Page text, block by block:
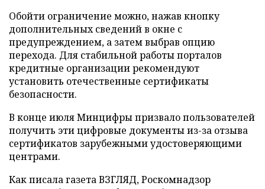
Обойти ограничение можно, нажав кнопку
дополнительных сведений в окне с
предупреждением, а затем выбрав опцию
перехода. Для стабильной работы порталов
кредитные организации рекомендуют
установить отечественные сертификаты
безопасности.
В конце июля Минцифры призвало пользователей
получить эти цифровые документы из-за отзыва
сертификатов зарубежными удостоверяющими
центрами.
Как писала газета ВЗГЛЯД, Роскомнадзор